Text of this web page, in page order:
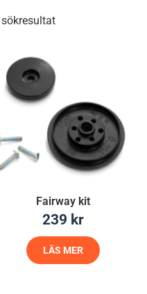
Fairway kit
239 kr
LÄS MER